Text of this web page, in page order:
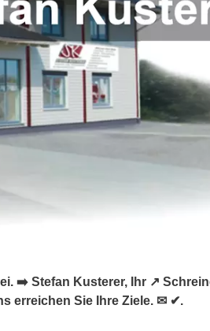
➡️ Stefan Kusterer, Ihr ↗️
erreichen Sie Ihre Ziele. ✉ ✔.